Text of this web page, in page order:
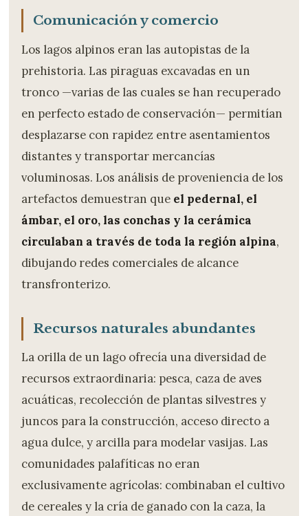
Comunicación y comercio
Los lagos alpinos eran las autopistas de la
prehistoria. Las piraguas excavadas en un
tronco —varias de las cuales se han recuperado
en perfecto estado de conservación— permitían
desplazarse con rapidez entre asentamientos
distantes y transportar mercancías
voluminosas. Los análisis de proveniencia de los
artefactos demuestran que el pedernal, el
ámbar, el oro, las conchas y la cerámica
circulaban a través de toda la región alpina,
dibujando redes comerciales de alcance
transfronterizo.
Recursos naturales abundantes
La orilla de un lago ofrecía una diversidad de
recursos extraordinaria: pesca, caza de aves
acuáticas, recolección de plantas silvestres y
juncos para la construcción, acceso directo a
agua dulce, y arcilla para modelar vasijas. Las
comunidades palafíticas no eran
exclusivamente agrícolas: combinaban el cultivo
de cereales y la cría de ganado con la caza, la